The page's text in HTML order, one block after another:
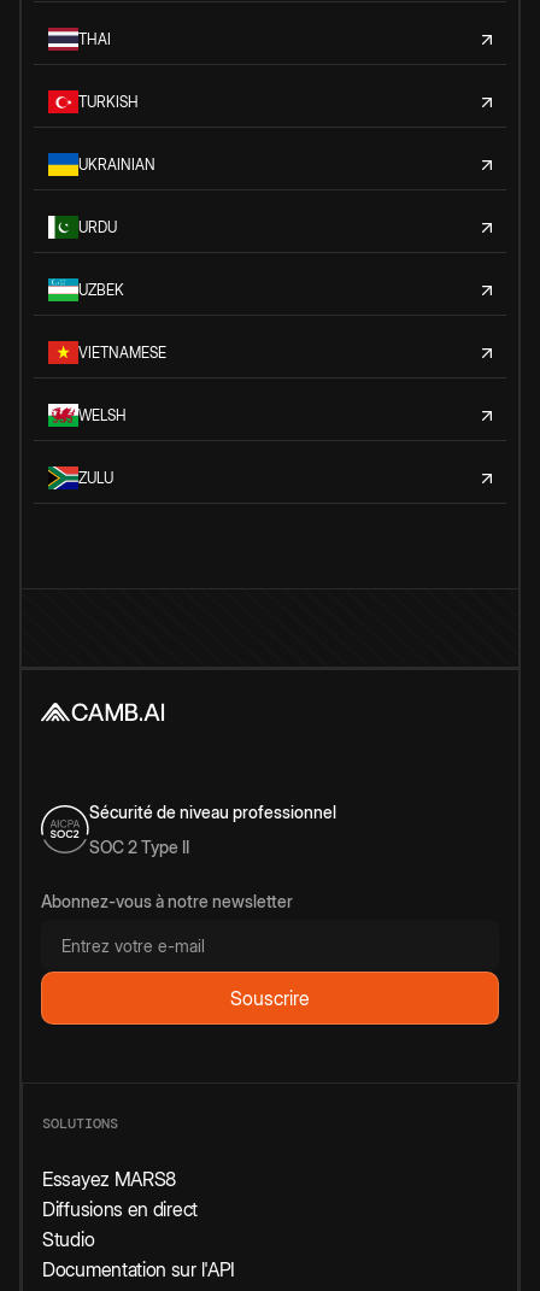
THAI
TURKISH
UKRAINIAN
URDU
UZBEK
VIETNAMESE
WELSH
ZULU
Sécurité de niveau professionnel
SOC 2 Type II
Abonnez-vous à notre newsletter
SOLUTIONS
Essayez MARS8
Diffusions en direct
Studio
Documentation sur l'API